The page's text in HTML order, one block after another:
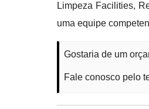
Limpeza Facilities,
uma equipe
Gostaria de um
Fale conosco pelo